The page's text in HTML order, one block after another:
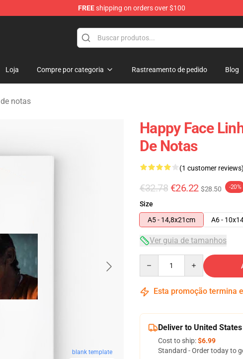
FREEshipping on orders over $100
Loja Compre por categoria Rastreamento de pedido Blog
notas
blank template
Happy Face
De Notas
(1 customer reviews)
€32.78 €26.22 $28.50 -20%
Size
A5 - 14,8x21cm
A6 -
Ver guia de tamanhos
Esta promoção termina
Deliver to United States
Cost to ship:$6.99
Standard - Order today to